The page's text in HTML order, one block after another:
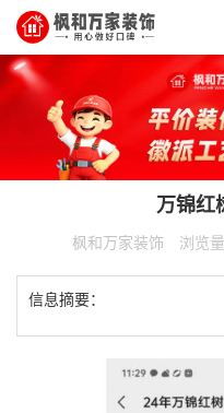
万锦红
枫和万家装饰 浏览
信息摘要：